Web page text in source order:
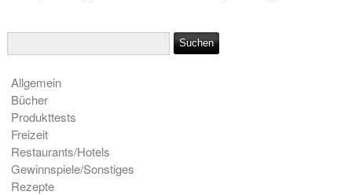
Allgemein
Bücher
Produkttests
Freizeit
Restaurants/Hotels
Gewinnspiele/Sonstiges
Rezepte